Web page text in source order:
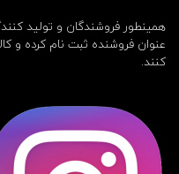
همینطور فروشندگان و تولید
عنوان فروشنده ثبت نام کرده و
کنند.